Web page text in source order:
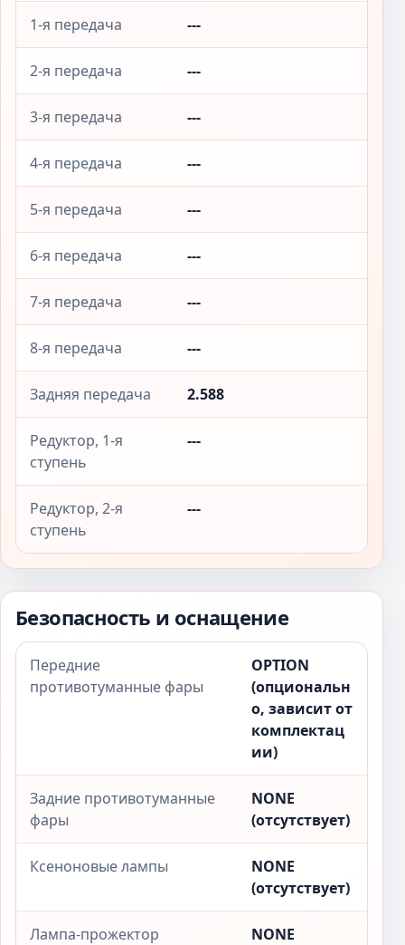
1-я передача ---
2-я передача ---
3-я передача ---
4-я передача ---
5-я передача ---
6-я передача ---
7-я передача ---
8-я передача ---
Задняя передача 2.588
Редуктор, 1-я
ступень
---
Редуктор, 2-я
ступень
---
Безопасность и оснащение
Передние
противотуманные фары
OPTION
(опциональн
о, зависит от
комплектац
ии)
Задние противотуманные
фары
NONE
(отсутствует)
Ксеноновые лампы
NONE
(отсутствует)
Лампа-прожектор
NONE